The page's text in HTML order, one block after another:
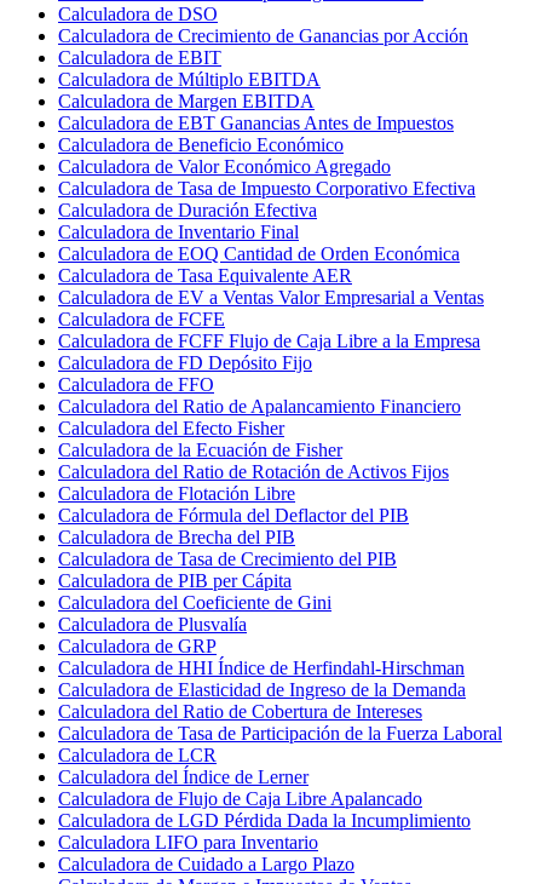
Calculadora de DSO
Calculadora de Crecimiento de Ganancias por Acción
Calculadora de EBIT
Calculadora de Múltiplo EBITDA
Calculadora de Margen EBITDA
Calculadora de EBT Ganancias Antes de Impuestos
Calculadora de Beneficio Económico
Calculadora de Valor Económico Agregado
Calculadora de Tasa de Impuesto Corporativo Efectiva
Calculadora de Duración Efectiva
Calculadora de Inventario Final
Calculadora de EOQ Cantidad de Orden Económica
Calculadora de Tasa Equivalente AER
Calculadora de EV a Ventas Valor Empresarial a Ventas
Calculadora de FCFE
Calculadora de FCFF Flujo de Caja Libre a la Empresa
Calculadora de FD Depósito Fijo
Calculadora de FFO
Calculadora del Ratio de Apalancamiento Financiero
Calculadora del Efecto Fisher
Calculadora de la Ecuación de Fisher
Calculadora del Ratio de Rotación de Activos Fijos
Calculadora de Flotación Libre
Calculadora de Fórmula del Deflactor del PIB
Calculadora de Brecha del PIB
Calculadora de Tasa de Crecimiento del PIB
Calculadora de PIB per Cápita
Calculadora del Coeficiente de Gini
Calculadora de Plusvalía
Calculadora de GRP
Calculadora de HHI Índice de Herfindahl-Hirschman
Calculadora de Elasticidad de Ingreso de la Demanda
Calculadora del Ratio de Cobertura de Intereses
Calculadora de Tasa de Participación de la Fuerza Laboral
Calculadora de LCR
Calculadora del Índice de Lerner
Calculadora de Flujo de Caja Libre Apalancado
Calculadora de LGD Pérdida Dada la Incumplimiento
Calculadora LIFO para Inventario
Calculadora de Cuidado a Largo Plazo